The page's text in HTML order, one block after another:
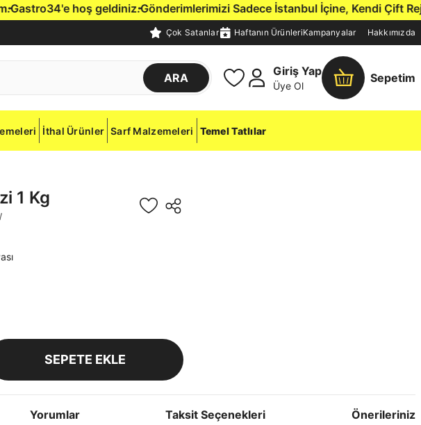
hoş geldiniz.Gönderimlerimizi Sadece İstanbul İçine, Kendi Çift Rejimli
Çok Satanlar Haftanın ÜrünleriKampanyalar Hakkımızda
ARA
Giriş Yap
Üye Ol
Sepetim
İthal Ürünler Sarf Malzemeleri Temel Tatlılar
1 Kg
SEPETE EKLE
Yorumlar Taksit Seçenekleri Önerileriniz